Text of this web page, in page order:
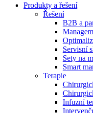
Produktový katalog​
Objevte naše
Braun s našim
Zůstaňte v dialogu s
Produkty a řešení
Řešení
B2B a
Servisní
Sety na
Smart
Terapie
Infuzní